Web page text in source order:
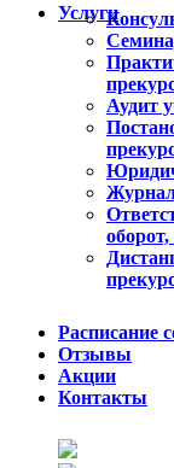
Услуги
Аудит
Расписание
Отзывы
Акции
Контакты